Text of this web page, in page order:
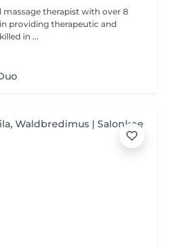
massage therapist with over 8
providing therapeutic and
in ...